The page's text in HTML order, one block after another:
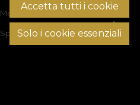
Accetta tutti i cookie
Solo i cookie essenziali
Metodi di pagamento
Spedizione e resi